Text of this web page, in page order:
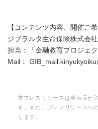
【コンテンツ内容、開催ご
ジブラルタ生命保険株式会社
担当：「金融教育プロジェク
Mail：
本プレスリリースは発表元が
す。また、プレスリリースへ
します。